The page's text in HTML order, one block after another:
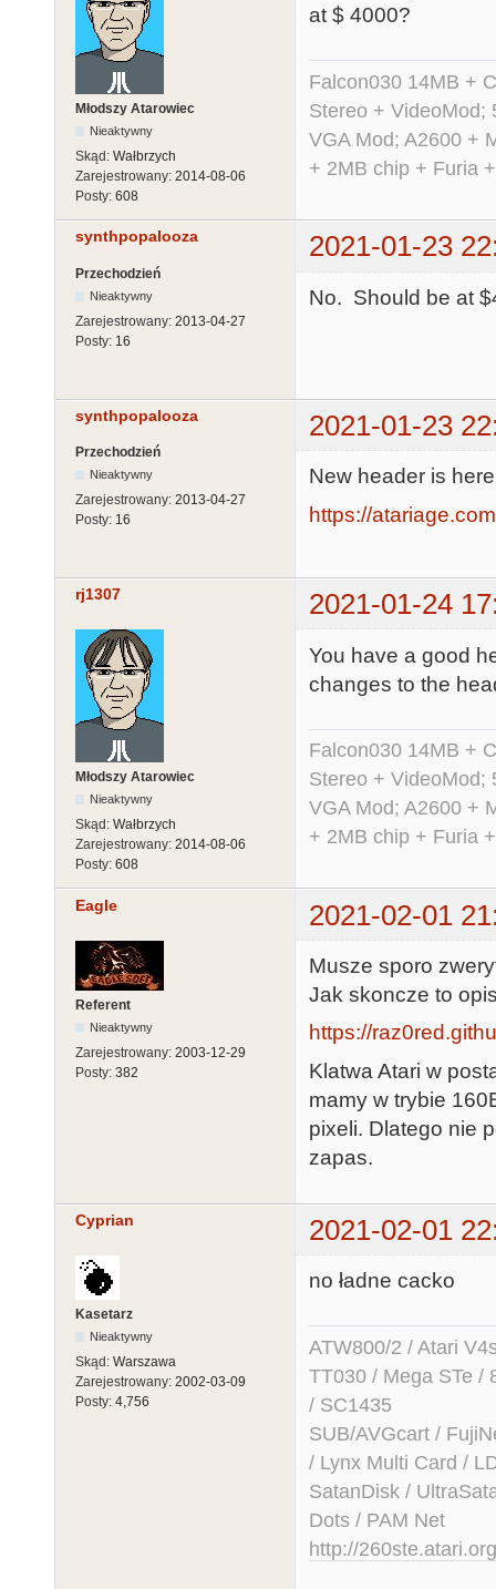
Młodszy Atarowiec
Nieaktywny
Skąd: Wałbrzych
Zarejestrowany: 2014-08-06
Posty: 608
at $ 4000?
Falcon030 14MB +
Stereo + VideoMod;
VGA Mod; A2600 +
+ 2MB chip + Furia
synthpopalooza 2021-01-23
Przechodzień
Nieaktywny
Zarejestrowany: 2013-04-27
Posty: 16
No. Should be at
synthpopalooza 2021-01-23
Przechodzień
Nieaktywny
Zarejestrowany: 2013-04-27
Posty: 16
New header is
https://
rj1307 2021-01-24
Młodszy Atarowiec
Nieaktywny
Skąd: Wałbrzych
Zarejestrowany: 2014-08-06
Posty: 608
You have a good
changes to the
Falcon030 14MB +
Stereo + VideoMod;
VGA Mod; A2600 +
+ 2MB chip + Furia
Eagle 2021-02-01
Referent
Nieaktywny
Zarejestrowany: 2003-12-29
Posty: 382
Musze sporo
Jak skoncze to
https://
Klatwa Atari w
mamy w trybie
pixeli. Dlatego nie
zapas.
Cyprian 2021-02-01
Kasetarz
Nieaktywny
Skąd: Warszawa
Zarejestrowany: 2002-03-09
Posty: 4,756
no ładne cacko
ATW800/2 / Atari
TT030 / Mega STe /
/ SC1435
SUB/AVGcart /
/ Lynx Multi Card /
SatanDisk /
Dots / PAM Net
http://260ste.atari.org